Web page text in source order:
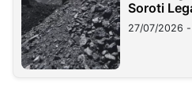
Soroti
Stockpile
27/07/2026 -